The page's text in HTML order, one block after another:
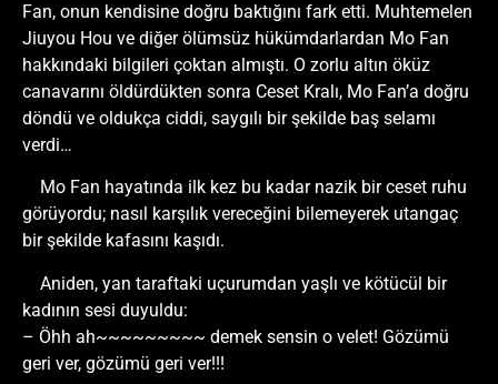
Fan, onun kendisine doğru baktığını fark etti. Muhtemelen
Jiuyou Hou ve diğer ölümsüz hükümdarlardan Mo Fan
hakkındaki bilgileri çoktan almıştı. O zorlu altın öküz
canavarını öldürdükten sonra Ceset Kralı, Mo Fan’a doğru
döndü ve oldukça ciddi, saygılı bir şekilde baş selamı
verdi…
Mo Fan hayatında ilk kez bu kadar nazik bir ceset ruhu
görüyordu; nasıl karşılık vereceğini bilemeyerek utangaç
bir şekilde kafasını kaşıdı.
Aniden, yan taraftaki uçurumdan yaşlı ve kötücül bir
kadının sesi duyuldu:
– Öhh ah~~~~~~~~~ demek sensin o velet! Gözümü
geri ver, gözümü geri ver!!!